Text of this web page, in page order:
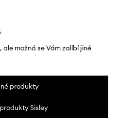
možná se Vám zalíbí jiné
produkty
Sisley